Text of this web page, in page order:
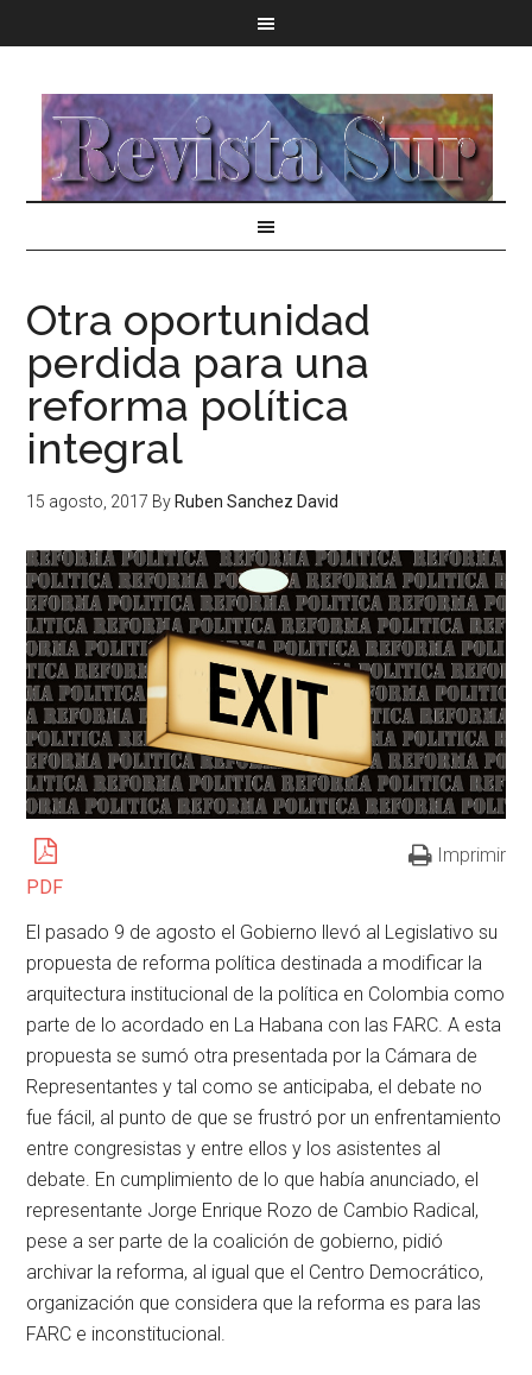
Otra oportunidad
perdida para una
reforma política
integral
15 agosto, 2017 By Ruben Sanchez David
PDF
Imprimir
El pasado 9 de agosto el Gobierno llevó al Legislativo su
propuesta de reforma política destinada a modificar la
arquitectura institucional de la política en Colombia como
parte de lo acordado en La Habana con las FARC. A esta
propuesta se sumó otra presentada por la Cámara de
Representantes y tal como se anticipaba, el debate no
fue fácil, al punto de que se frustró por un enfrentamiento
entre congresistas y entre ellos y los asistentes al
debate. En cumplimiento de lo que había anunciado, el
representante Jorge Enrique Rozo de Cambio Radical,
pese a ser parte de la coalición de gobierno, pidió
archivar la reforma, al igual que el Centro Democrático,
organización que considera que la reforma es para las
FARC e inconstitucional.